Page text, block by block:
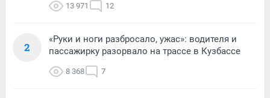
13 971 12
2
«Руки и ноги разбросало, ужас»: водителя и
пассажирку разорвало на трассе в Кузбассе
8 368 7